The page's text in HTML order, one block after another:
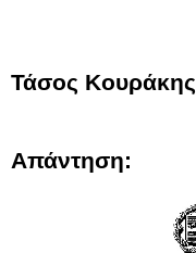
Τάσος Κουράκης
Απάντηση: